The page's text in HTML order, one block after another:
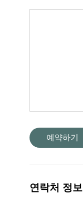
예약하기
연락처 정보